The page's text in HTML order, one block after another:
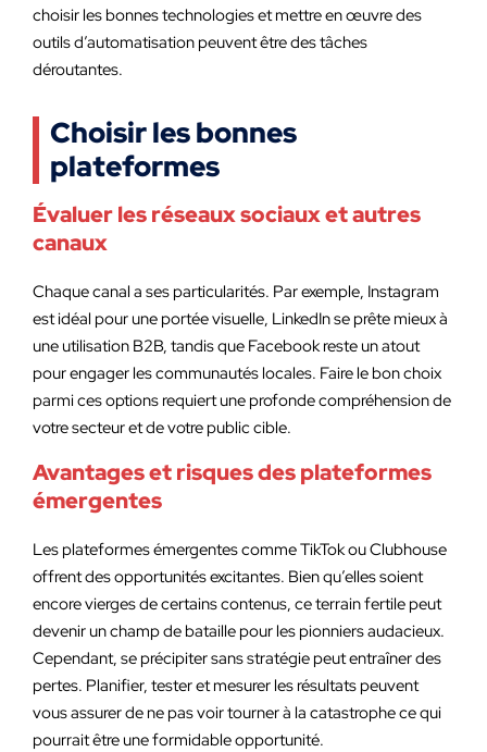
choisir les bonnes technologies et mettre en œuvre des
outils d’automatisation peuvent être des tâches
déroutantes.
Choisir les bonnes
plateformes
Évaluer les réseaux sociaux et autres
canaux
Chaque canal a ses particularités. Par exemple, Instagram
est idéal pour une portée visuelle, LinkedIn se prête mieux à
une utilisation B2B, tandis que Facebook reste un atout
pour engager les communautés locales. Faire le bon choix
parmi ces options requiert une profonde compréhension de
votre secteur et de votre public cible.
Avantages et risques des plateformes
émergentes
Les plateformes émergentes comme TikTok ou Clubhouse
offrent des opportunités excitantes. Bien qu’elles soient
encore vierges de certains contenus, ce terrain fertile peut
devenir un champ de bataille pour les pionniers audacieux.
Cependant, se précipiter sans stratégie peut entraîner des
pertes. Planifier, tester et mesurer les résultats peuvent
vous assurer de ne pas voir tourner à la catastrophe ce qui
pourrait être une formidable opportunité.